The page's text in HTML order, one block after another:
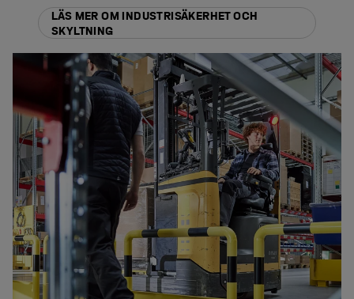
LÄS MER OM INDUSTRISÄKERHET OCH
SKYLTNING